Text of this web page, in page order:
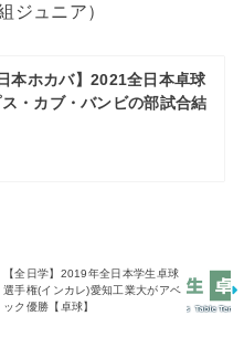
ジュニア）
日本ホカバ】2021全日本卓球
・カブ・バンビの部試合結
【全日学】2019年全日本学生卓球
選手権(インカレ)愛知工業大がアベ
ック優勝【卓球】